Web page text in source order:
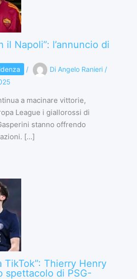
il Napoli”: l’annuncio di
/ Di Angelo Ranieri /
a macinare vittorie,
League i giallorossi di
stanno offrendo
[…]
TikTok”: Thierry Henry
spettacolo di PSG-